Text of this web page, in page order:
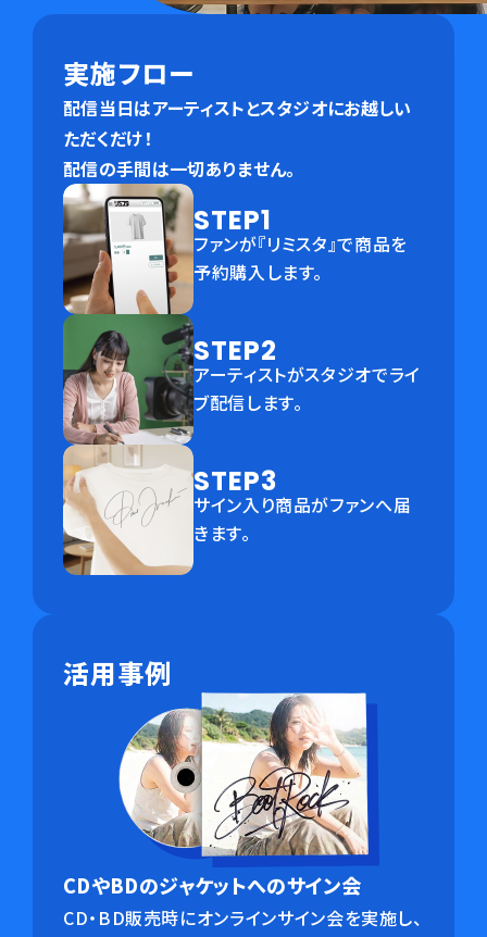
実施フロー
配信当日はアーティストとスタジオにお越しい
ただくだけ！
配信の手間は一切ありません。
STEP1
ファンが『リミスタ』で商品を
予約購入します。
STEP2
アーティストがスタジオでライ
ブ配信します。
STEP3
サイン入り商品がファンへ届
きます。
活用事例
CDやBDのジャケットへのサイン会
CD・BD販売時にオンラインサイン会を実施し、